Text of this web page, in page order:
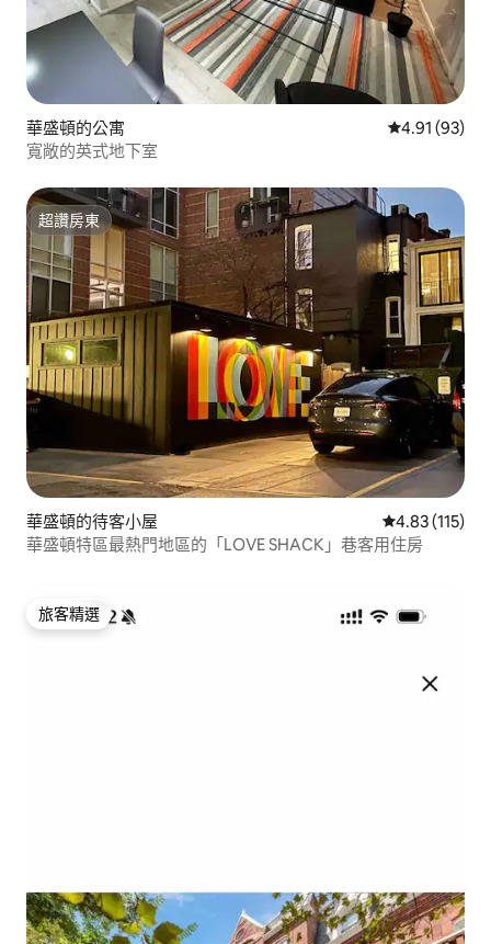
華盛頓的公寓 從 93 則評價
4.91 (93)
寬敞的英式地下室
超讚房東
超讚房東
華盛頓的待客小屋 從 115 則評價
4.83 (115)
華盛頓特區最熱門地區的「LOVE SHACK」巷客用住房
旅客精選
旅客精選